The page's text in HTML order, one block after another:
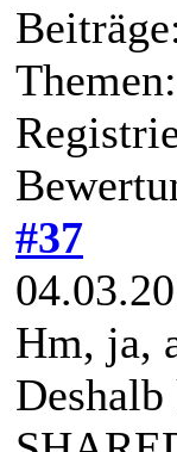
#37
Hm, ja,